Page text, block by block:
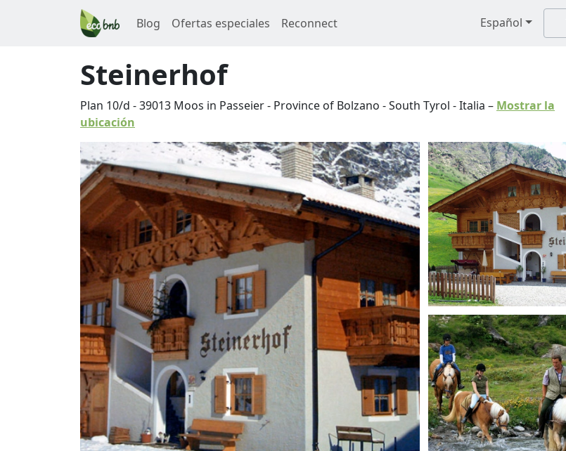
Blog Ofertas especiales Reconnect Español
Steinerhof
Plan 10/d -39013 Moos in Passeier- Province of Bolzano - South Tyrol -Italia – Mostrar la
ubicación